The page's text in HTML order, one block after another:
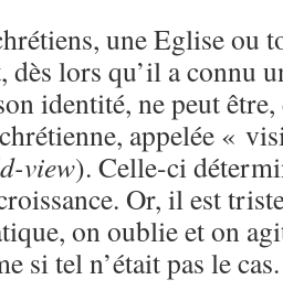
une Eglise ou
dès lors qu’il a connu
identité, ne peut
appelée «
view). Celle-ci
Or, il est
on oublie et on
si tel n’était pas le cas.